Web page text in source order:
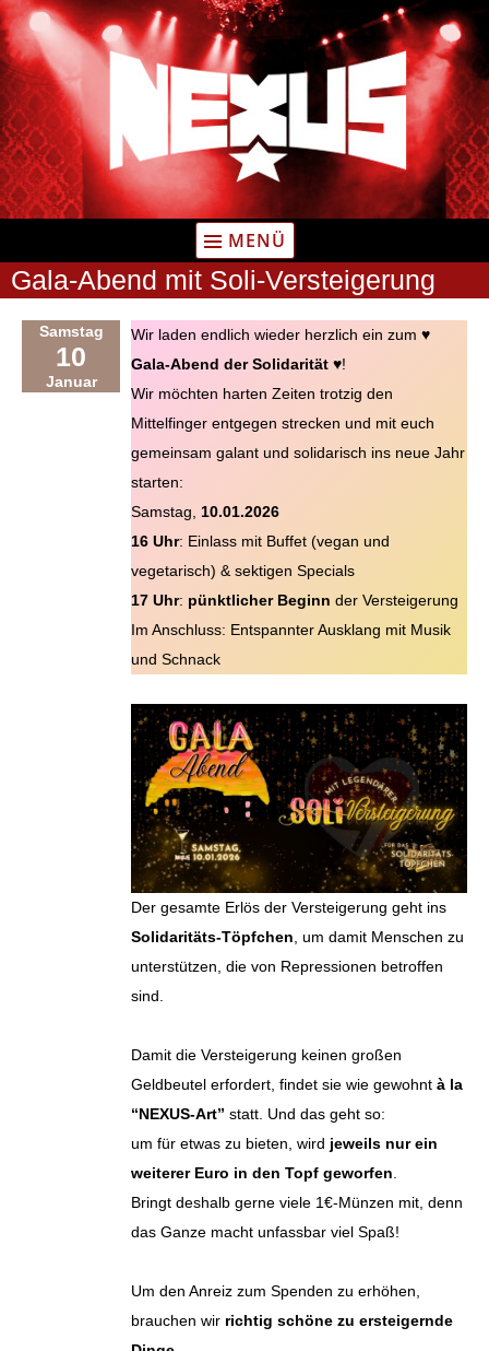
Zum
Inhalt
springen
MENÜ
Gala-Abend mit Soli-Versteigerung
Samstag
10
Januar
Wir laden endlich wieder herzlich ein zum ♥️
Gala-Abend der Solidarität ♥️!
Wir möchten harten Zeiten trotzig den
Mittelfinger entgegen strecken und mit euch
gemeinsam galant und solidarisch ins neue Jahr
starten:
Samstag, 10.01.2026
16 Uhr: Einlass mit Buffet (vegan und
vegetarisch) & sektigen Specials
17 Uhr: pünktlicher Beginn der Versteigerung
Im Anschluss: Entspannter Ausklang mit Musik
und Schnack
Der gesamte Erlös der Versteigerung geht ins
Solidaritäts-Töpfchen, um damit Menschen zu
unterstützen, die von Repressionen betroffen
sind.
Damit die Versteigerung keinen großen
Geldbeutel erfordert, findet sie wie gewohnt à la
“NEXUS-Art” statt. Und das geht so:
um für etwas zu bieten, wird jeweils nur ein
weiterer Euro in den Topf geworfen.
Bringt deshalb gerne viele 1€-Münzen mit, denn
das Ganze macht unfassbar viel Spaß!
Um den Anreiz zum Spenden zu erhöhen,
brauchen wir richtig schöne zu ersteigernde